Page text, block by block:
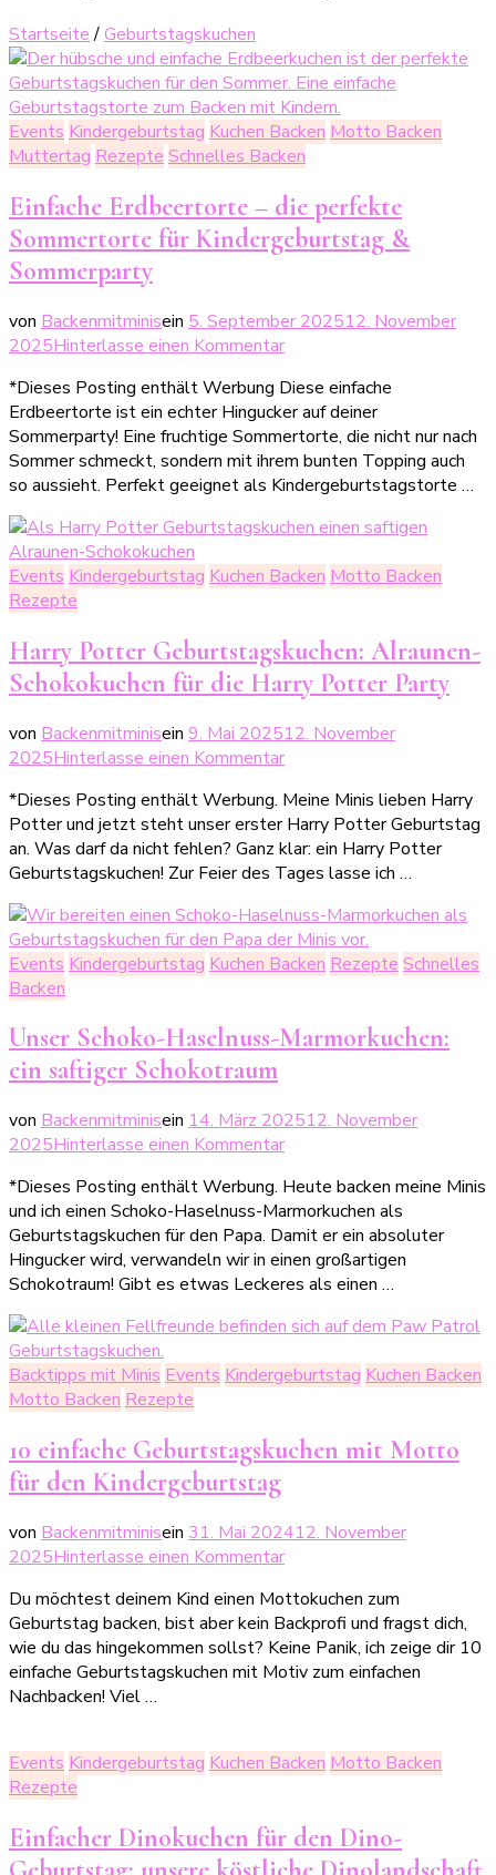
Startseite /Geburtstagskuchen
Events Kindergeburtstag Kuchen Backen Motto Backen
Muttertag Rezepte Schnelles Backen
Einfache Erdbeertorte – die perfekte
Sommertorte für Kindergeburtstag &
Sommerparty
von Backenmitminisein 5. September 202512. November
2025Hinterlasse einen Kommentarzu
Erdbeertorte
–
die
perfekte
Sommertorte
für
Kindergeburtstag
&
Sommerparty
*Dieses Posting enthält Werbung Diese einfache
Erdbeertorte ist ein echter Hingucker auf deiner
Sommerparty! Eine fruchtige Sommertorte, die nicht nur nach
Sommer schmeckt, sondern mit ihrem bunten Topping auch
so aussieht. Perfekt geeignet als Kindergeburtstagstorte …
Events Kindergeburtstag Kuchen Backen Motto Backen
Rezepte
Harry Potter Geburtstagskuchen: Alraunen-
Schokokuchen für die Harry Potter Party
von Backenmitminisein 9. Mai 202512. November
2025Hinterlasse einen Kommentarzu
Potter
Geburtstagskuchen:
Alraunen-
Schokokuchen
die
Harry
Potter
*Dieses Posting enthält Werbung. Meine Minis lieben Harry
Potter und jetzt steht unser erster Harry Potter Geburtstag
an. Was darf da nicht fehlen? Ganz klar: ein Harry Potter
Geburtstagskuchen! Zur Feier des Tages lasse ich …
Events Kindergeburtstag Kuchen Backen Rezepte Schnelles
Backen
Unser Schoko-Haselnuss-Marmorkuchen:
ein saftiger Schokotraum
von Backenmitminisein 14. März 202512. November
2025Hinterlasse einen Kommentarzu
Schoko-
Haselnuss-
Marmorkuchen:
ein
saftiger
Schokotraum
*Dieses Posting enthält Werbung. Heute backen meine Minis
und ich einen Schoko-Haselnuss-Marmorkuchen als
Geburtstagskuchen für den Papa. Damit er ein absoluter
Hingucker wird, verwandeln wir in einen großartigen
Schokotraum! Gibt es etwas Leckeres als einen …
Backtipps mit Minis Events Kindergeburtstag Kuchen Backen
Motto Backen Rezepte
10 einfache Geburtstagskuchen mit Motto
für den Kindergeburtstag
von Backenmitminisein 31. Mai 202412. November
2025Hinterlasse einen Kommentarzu
einfache
Geburtstagskuchen
mit
Motto
Kindergeburtstag
Du möchtest deinem Kind einen Mottokuchen zum
Geburtstag backen, bist aber kein Backprofi und fragst dich,
wie du das hingekommen sollst? Keine Panik, ich zeige dir 10
einfache Geburtstagskuchen mit Motiv zum einfachen
Nachbacken! Viel …
Events Kindergeburtstag Kuchen Backen Motto Backen
Rezepte
Einfacher Dinokuchen für den Dino-